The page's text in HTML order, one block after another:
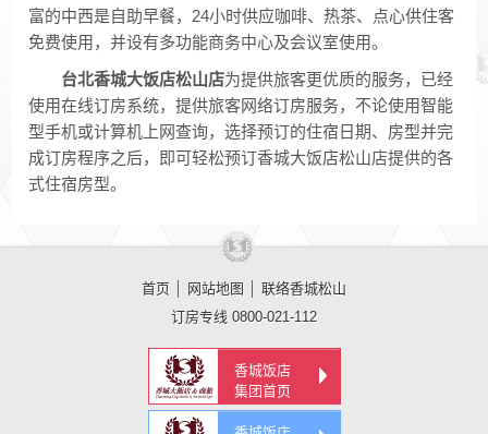
富的中西是自助早餐，24小时供应咖啡、热茶、点心供住客
免费使用，并设有多功能商务中心及会议室使用。
台北香城大饭店松山店为提供旅客更优质的服务，已经
使用在线订房系统，提供旅客网络订房服务，不论使用智能
型手机或计算机上网查询，选择预订的住宿日期、房型并完
成订房程序之后，即可轻松预订香城大饭店松山店提供的各
式住宿房型。
首页 网站地图
联络香城松山
订房专线 0800-021-112
香城饭店
集团首页